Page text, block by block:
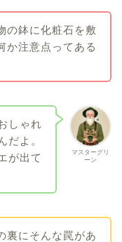
の鉢に化粧石を敷
か注意点ってある
マスターグリ
ーン
しゃれ
だよ。
が出て
裏にそんな罠があ